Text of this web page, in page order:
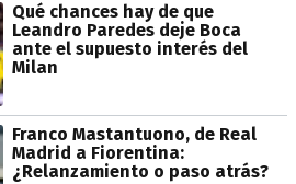
Qué chances hay de que
Leandro Paredes deje Boca
ante el supuesto interés del
Milan
Franco Mastantuono, de Real
Madrid a Fiorentina:
¿Relanzamiento o paso atrás?